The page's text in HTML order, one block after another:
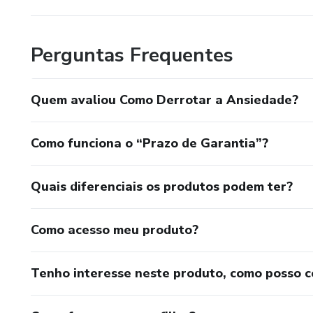
Perguntas Frequentes
Quem avaliou Como Derrotar a Ansiedade?
Como funciona o “Prazo de Garantia”?
Quais diferenciais os produtos podem ter?
Como acesso meu produto?
Tenho interesse neste produto, como posso